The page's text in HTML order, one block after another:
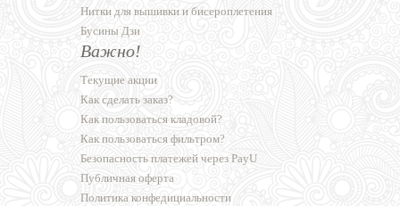
Нитки для вышивки и бисероплетения
Бусины Дзи
Важно!
Текущие акции
Как сделать заказ?
Как пользоваться кладовой?
Как пользоваться фильтром?
Безопасность платежей через PayU
Публичная оферта
Политика конфедициальности